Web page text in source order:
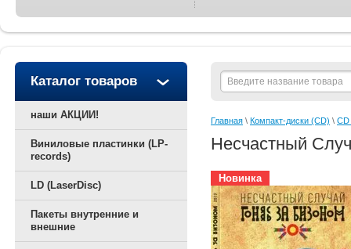
Каталог товаров
наши АКЦИИ!
Виниловые пластинки (LP-
records)
LD (LaserDisc)
Пакеты внутренние и
внешние
Главная \ Компакт-диски (CD) \ CD
Несчастный
Новинка